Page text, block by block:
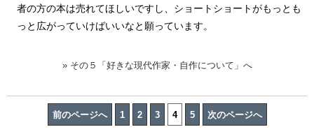
者の方の本は売れてほしいですし、ショートショートがもっとも
っと広がっていけばいいなと願っています。
» その５「好きな現代作家・自作について」へ
前のページへ 1 2 3 4 5 次のページへ